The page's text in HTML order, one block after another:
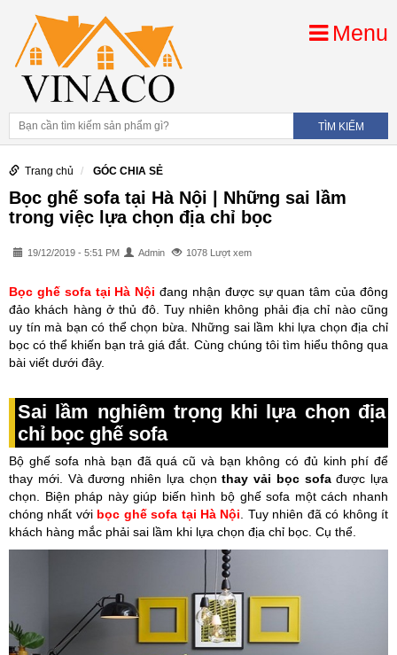
Menu
Trang chủ GÓC CHIA SẺ
Bọc ghế sofa tại Hà Nội | Những sai lầm
trong việc lựa chọn địa chỉ bọc
19/12/2019 - 5:51 PM Admin 1078 Lượt xem
Bọc ghế sofa tại Hà Nội đang nhận được sự quan tâm của đông
đảo khách hàng ở thủ đô. Tuy nhiên không phải địa chỉ nào cũng
uy tín mà bạn có thể chọn bừa. Những sai lầm khi lựa chọn địa chỉ
bọc có thể khiến bạn trả giá đắt. Cùng chúng tôi tìm hiểu thông qua
bài viết dưới đây.
Sai lầm nghiêm trọng khi lựa chọn địa
chỉ bọc ghế sofa
Bộ ghế sofa nhà bạn đã quá cũ và bạn không có đủ kinh phí để
thay mới. Và đương nhiên lựa chọnthay vải bọc sofađược lựa
chọn. Biện pháp này giúp biến hình bộ ghế sofa một cách nhanh
chóng nhất với bọc ghế sofa tại Hà Nội . Tuy nhiên đã có không ít
khách hàng mắc phải sai lầm khi lựa chọn địa chỉ bọc. Cụ thể.